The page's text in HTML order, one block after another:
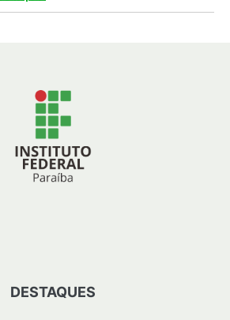
DESTAQUES